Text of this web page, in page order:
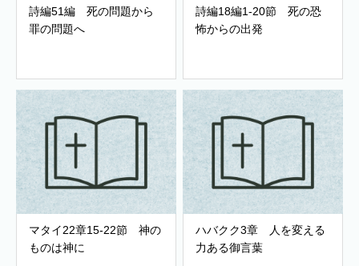
詩編51編 死の問題から
罪の問題へ
詩編18編1-20節 死の恐
怖からの出発
マタイ22章15-22節 神の
ものは神に
ハバクク3章 人を変える
力ある御言葉